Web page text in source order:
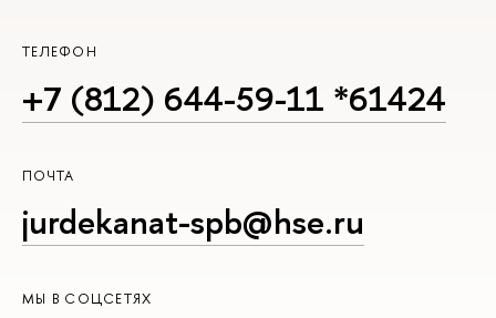
ТЕЛЕФОН
+7 (812) 644-59-11 *61424
ПОЧТА
jurdekanat-spb@hse.ru
МЫ В СОЦСЕТЯХ